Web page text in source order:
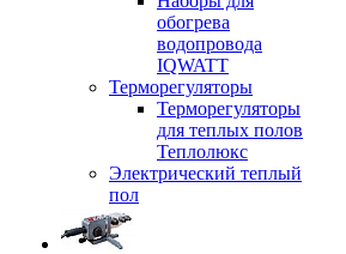
обогрева
водопровода
IQWATT
Терморегуляторы
Терморегуляторы
для теплых полов
Теплолюкс
Электрический теплый
пол